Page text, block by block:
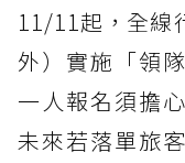
11/11起，全線
外）實施「領
一人報名須擔
未來若落單旅